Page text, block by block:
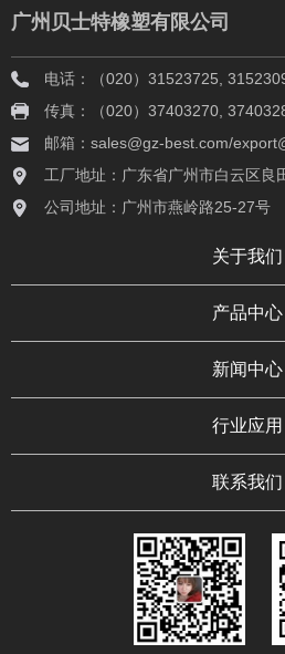
广州贝士特橡塑有限公司
电话：（020）31523725,
传真：（020）37403270,
邮箱：sales@gz-best.com/
工厂地址：广东省广州市白云区良
公司地址：广州市燕岭路25-27号
关于我们
产品中心
新闻中心
行业应用
联系我们